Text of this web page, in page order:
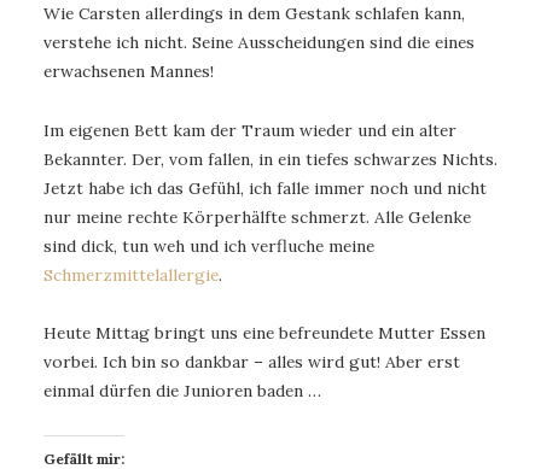
Wie Carsten allerdings in dem Gestank schlafen kann,
verstehe ich nicht. Seine Ausscheidungen sind die eines
erwachsenen Mannes!
Im eigenen Bett kam der Traum wieder und ein alter
Bekannter. Der, vom fallen, in ein tiefes schwarzes Nichts.
Jetzt habe ich das Gefühl, ich falle immer noch und nicht
nur meine rechte Körperhälfte schmerzt. Alle Gelenke
sind dick, tun weh und ich verfluche meine
Schmerzmittelallergie.
Heute Mittag bringt uns eine befreundete Mutter Essen
vorbei. Ich bin so dankbar – alles wird gut! Aber erst
einmal dürfen die Junioren baden …
Gefällt mir: